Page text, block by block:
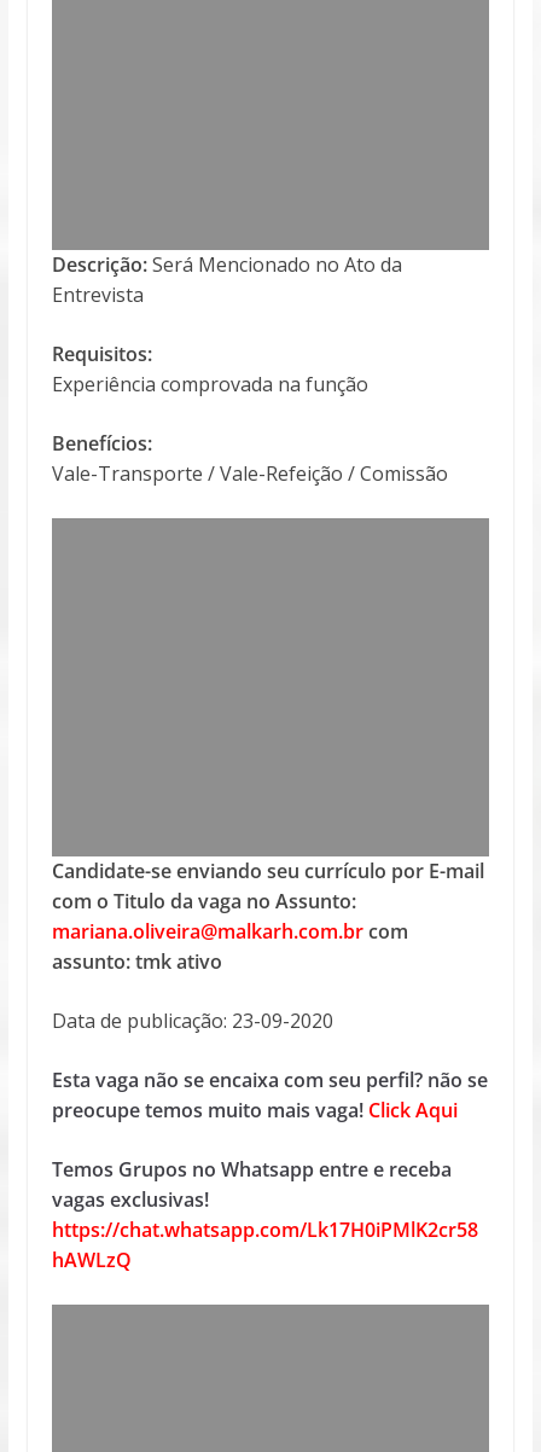
Descrição:Será Mencionado no Ato da
Entrevista
Requisitos:
Experiência comprovada na função
Benefícios:
Vale-Transporte / Vale-Refeição / Comissão
Candidate-se enviando seu currículo por E-mail
com o Titulo da vaga no Assunto:
mariana.oliveira@malkarh.com.brcom
assunto: tmk ativo
Data de publicação: 23-09-2020
Esta vaga não se encaixa com seu perfil? não se
preocupe temos muito mais vaga! Click Aqui
Temos Grupos no Whatsapp entre e receba
vagas exclusivas!
https://chat.whatsapp.com/Lk17H0iPMlK2cr58
hAWLzQ